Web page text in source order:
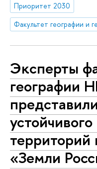
Приоритет 2030
Эксперты
территорий
«Земли